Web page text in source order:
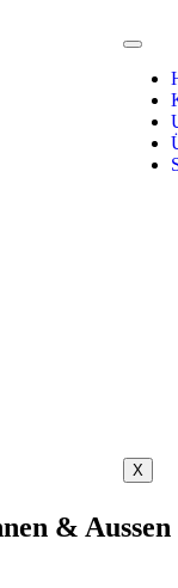
X
& Aussen